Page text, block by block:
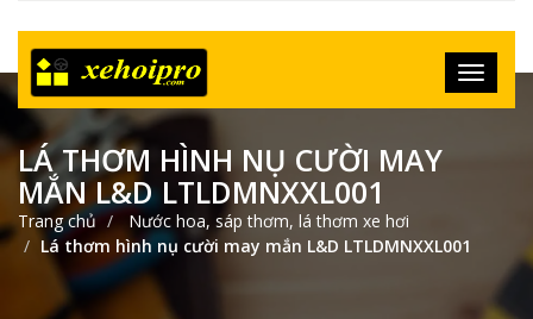
LÁ THƠM HÌNH NỤ CƯỜI MAY
MẮN L&D LTLDMNXXL001
Trang chủ
Nước hoa, sáp thơm, lá thơm xe hơi
Lá thơm hình nụ cười may mắn L&D LTLDMNXXL001